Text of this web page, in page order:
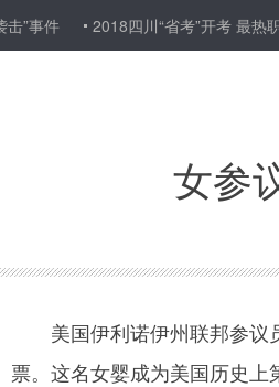
2018四川“省考”开考 最热职位考录比
女参
美国伊利诺伊州联邦参议
票。这名女婴成为美国历史上